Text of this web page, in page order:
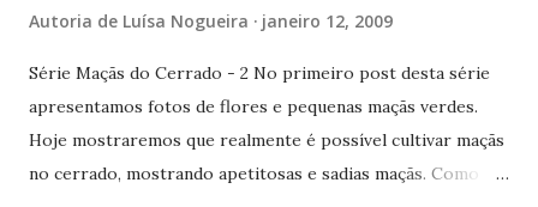
Autoria de Luísa Nogueira janeiro 12, 2009
Série Maçãs do Cerrado - 2 No primeiro post desta série
apresentamos fotos de flores e pequenas maçãs verdes.
Hoje mostraremos que realmente é possível cultivar maçãs
no cerrado, mostrando apetitosas e sadias maçãs. Como